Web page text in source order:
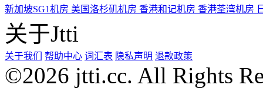
新加坡SG1机房 美国洛杉矶机房 香港和记机房 香港荃湾机房
关于Jtti
关于我们 帮助中心 词汇表 隐私声明 退款政策
©2026 jtti.cc. All Rights